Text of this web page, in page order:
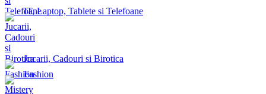
IT, Laptop, Tablete si Telefoane
Jucarii, Cadouri si Birotica
Fashion